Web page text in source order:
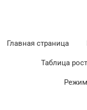
Главная страница
Таблица